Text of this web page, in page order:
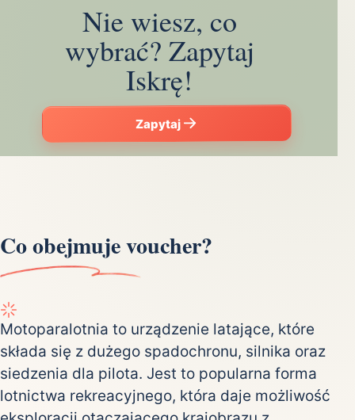
Nie wiesz, co
wybrać? Zapytaj
Iskrę!
Zapytaj
Co obejmuje voucher?
Motoparalotnia to urządzenie latające, które
składa się z dużego spadochronu, silnika oraz
siedzenia dla pilota. Jest to popularna forma
lotnictwa rekreacyjnego, która daje możliwość